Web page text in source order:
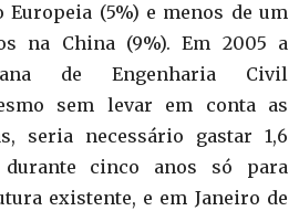
(5%) e menos de um
na China (9%). Em 2005 a
de Engenharia Civil
sem levar em conta as
seria necessário gastar 1,6
cinco anos só para
existente, e em Janeiro de